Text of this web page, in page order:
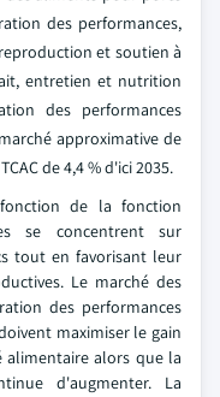
des performances,
et soutien à
entretien et nutrition
des performances
approximative de
de 4,4 % d'ici 2035.
de la fonction
se concentrent sur
tout en favorisant leur
Le marché des
des performances
maximiser le gain
alors que la
d'augmenter. La